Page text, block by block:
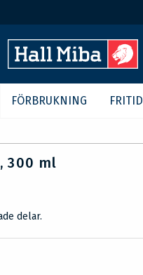
FÖRBRUKNING FRITID
300 ml
delar.